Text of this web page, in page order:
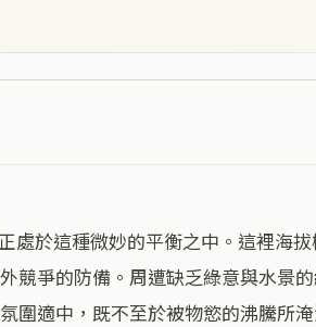
競爭的防備。周遭缺乏綠意與水景
圍適中，既不至於被物慾的沸騰所